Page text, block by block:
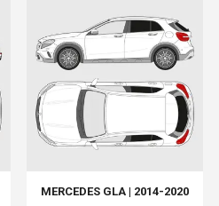
MERCEDES GLA | 2014-2020